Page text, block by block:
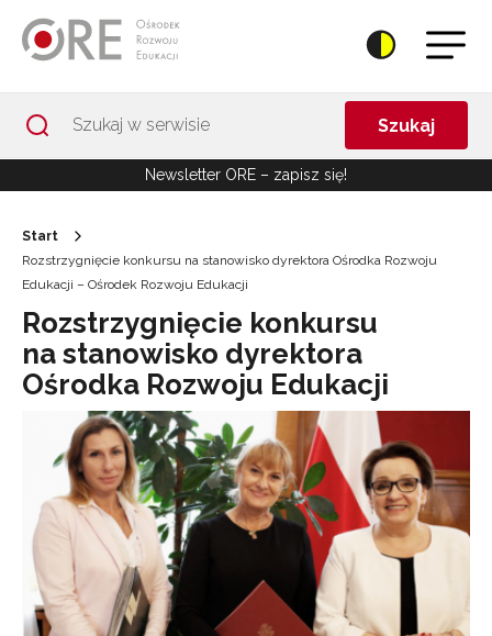
Szukaj
Newsletter ORE – zapisz się!
Start
Rozstrzygnięcie konkursu na stanowisko dyrektora Ośrodka Rozwoju
Edukacji – Ośrodek Rozwoju Edukacji
Rozstrzygnięcie konkursu
na stanowisko dyrektora
Ośrodka Rozwoju Edukacji